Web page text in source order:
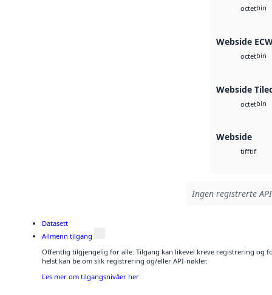
octetbin
Webside
octetbin
Webside
octetbin
Webside
tifftif
Ingen registrerte
Datasett
Allmenn tilgang
Offentlig tilgjengelig for alle. Tilgang kan likevel kreve registrering og
helst kan be om slik registrering og/eller API-nøkler.
Les mer om tilgangsnivåer her